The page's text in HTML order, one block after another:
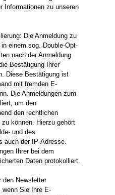
Informationen zu unseren
Die Anmeldung zu
einem sog. Double-Opt-
nach der Anmeldung
Bestätigung Ihrer
Diese Bestätigung ist
mit fremden E-
Die Anmeldungen zum
um den
den rechtlichen
können. Hierzu gehört
und des
auch der IP-Adresse.
Ihrer bei dem
Daten protokolliert.
den Newsletter
Sie Ihre E-